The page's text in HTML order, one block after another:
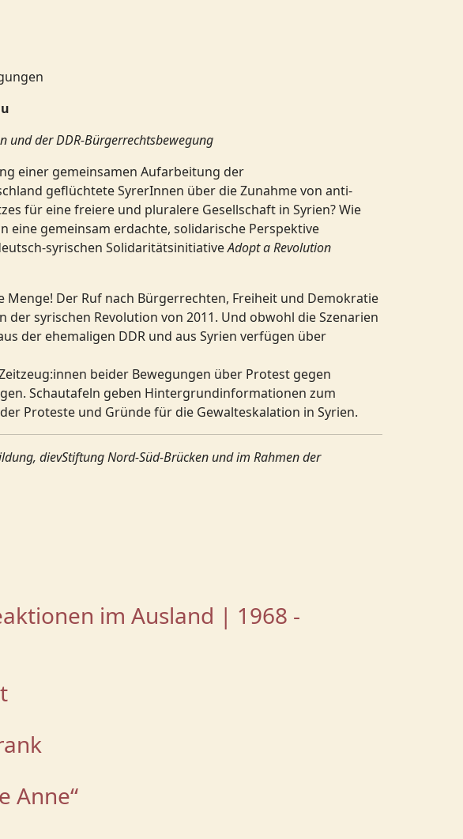
und der DDR-Bürgerrechtsbewegung
einer gemeinsamen Aufarbeitung der
geflüchtete SyrerInnen über die Zunahme von anti-
für eine freiere und pluralere Gesellschaft in Syrien? Wie
eine gemeinsam erdachte, solidarische Perspektive
syrischen SolidaritätsinitiativeAdopt a Revolution
Menge! Der Ruf nach Bürgerrechten, Freiheit und Demokratie
syrischen Revolution von 2011. Und obwohl die Szenarien
der ehemaligen DDR und aus Syrien verfügen über
beider Bewegungen über Protest gegen
Schautafeln geben Hintergrundinformationen zum
Proteste und Gründe für die Gewalteskalation in Syrien.
dievStiftung Nord-Süd-Brücken und im Rahmen der
im Ausland | 1968 -
Anne“